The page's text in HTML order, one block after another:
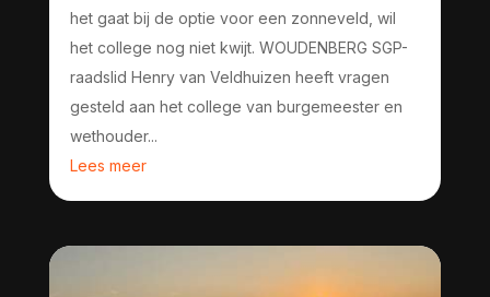
het gaat bij de optie voor een zonneveld, wil
het college nog niet kwijt. WOUDENBERG SGP-
raadslid Henry van Veldhuizen heeft vragen
gesteld aan het college van burgemeester en
wethouder...
Lees meer